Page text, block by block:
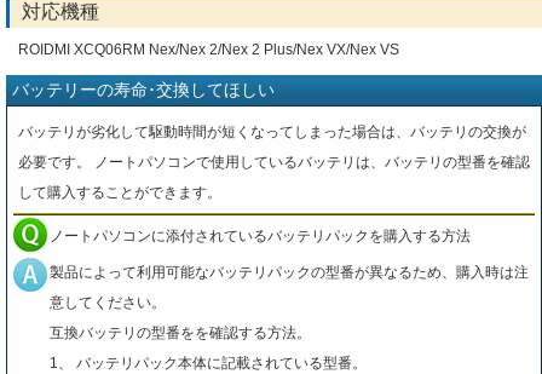
対応機種
ROIDMI XCQ06RM Nex/Nex 2/Nex 2 Plus/Nex VX/Nex VS
バッテリーの寿命･交換してほしい
バッテリが劣化して駆動時間が短くなってしまった場合は、バッテリの交換が
必要です。 ノートパソコンで使用しているバッテリは、バッテリの型番を確認
して購入することができます。
ノートパソコンに添付されているバッテリパックを購入する方法
製品によって利用可能なバッテリパックの型番が異なるため、購入時は注
意してください。
互換バッテリの型番をを確認する方法。
1、 バッテリパック本体に記載されている型番。